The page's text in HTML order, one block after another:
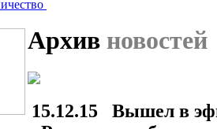
Архив новостей
15.12.15 Вышел в